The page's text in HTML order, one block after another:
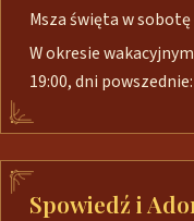
Msza święta w
W okresie
19:00, dni
Spowiedź i